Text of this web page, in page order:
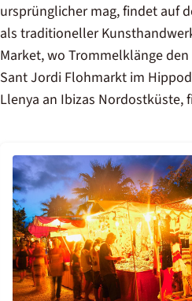
ursprünglicher mag, findet auf
als traditioneller
Market, wo Trommelklänge
Sant Jordi Flohmarkt im
Llenya an Ibizas